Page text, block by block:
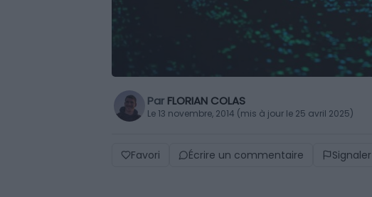
Par FLORIAN COLAS
Le 13 novembre, 2014 (mis à jour le 25 avril 2025)
Favori Écrire un commentaire Signaler